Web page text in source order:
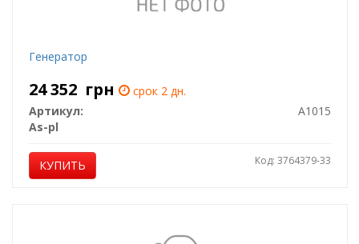
Генератор
24 352 грн
срок 2 дн.
Артикул:
A1015
As-pl
КУПИТЬ Код: 3764379-33